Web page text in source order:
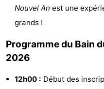
Événements
Forum
Route
Nouvel An est une
grands !
Programme du Bain
2026
12h00 : Début des